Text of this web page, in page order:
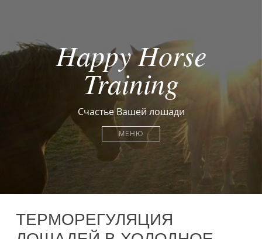
Happy Horse
Training
Счастье Вашей лошади
МЕНЮ
ТЕРМОРЕГУЛЯЦИЯ